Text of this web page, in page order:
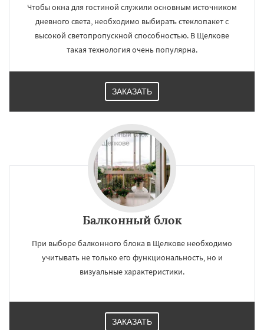
Восход Деденево Жилево Загорянский
Запрудная
Заречье Зеленоградск
Измайлово
Ильинский
Красково
Лесной Лесной Городок Лопатино
Малаховка Менделеевск
Некрасовское Обухово Октябрьский
Решетниково Родники
Софрино
Чтобы окна для гостиной служили основным источником
дневного света, необходимо выбирать стеклопакет с
высокой светопропускной способностью. В Щелкове
такая технология очень популярна.
ЗАКАЗАТЬ
Балконный блок
При выборе балконного блока в Щелкове необходимо
учитывать не только его функциональность, но и
визуальные характеристики.
ЗАКАЗАТЬ
Даю согласие на обработку персональных данных